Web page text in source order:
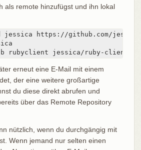
als remote hinzufügst und ihn lokal
jessica https://github.com/
rubyclient jessica/ruby-client
erneut eine E-Mail mit einem
der eine weitere großartige
du diese direkt abrufen und
über das Remote Repository
nützlich, wenn du durchgängig mit
Wenn jemand nur selten einen